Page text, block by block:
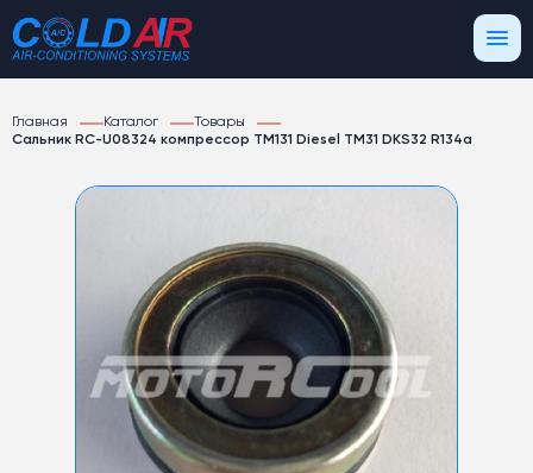
Главная Каталог
Товары
Сальник RC-U08324 компрессор TM131 Diesel TM31 DKS32 R134a